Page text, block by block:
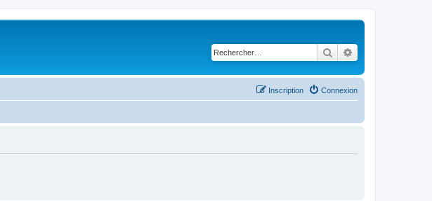
Rechercher
Connexion
Inscription